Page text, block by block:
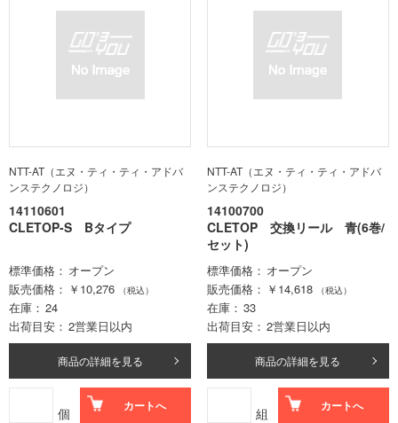
NTT-AT（エヌ・ティ・ティ・アドバ
ンステクノロジ）
14110601
CLETOP-S Bタイプ
標準価格
オープン
販売価格
￥10,276 （税込）
在庫
24
出荷目安
2営業日以内
商品の詳細を見る
個 カートへ
NTT-AT（エヌ・ティ・ティ・アドバ
ンステクノロジ）
14100700
CLETOP 交換リール 青(6巻/
セット)
標準価格
オープン
販売価格
￥14,618 （税込）
在庫
33
出荷目安
2営業日以内
商品の詳細を見る
組 カートへ